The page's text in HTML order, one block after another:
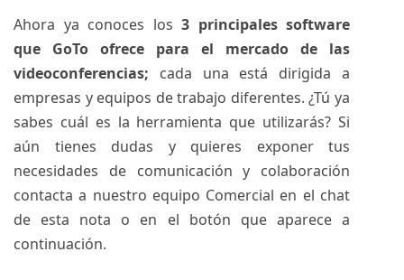
Ahora ya conoces los 3 principales software
que GoTo ofrece para el mercado de las
videoconferencias; cada una está dirigida a
empresas y equipos de trabajo diferentes. ¿Tú ya
sabes cuál es la herramienta que utilizarás? Si
aún tienes dudas y quieres exponer tus
necesidades de comunicación y colaboración
contacta a nuestro equipo Comercial en el chat
de esta nota o en el botón que aparece a
continuación.